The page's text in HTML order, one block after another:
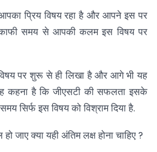
प्रिय विषय रहा है और आपने इस पर
समय से आपकी कलम इस विषय पर
पर शुरू से ही लिखा है और आगे भी यह
यह कहना है कि जीएसटी की सफलता इसके
सिर्फ इस विषय को विश्राम दिया है.
जाए क्या यही अंतिम लक्ष होना चाहिए ?